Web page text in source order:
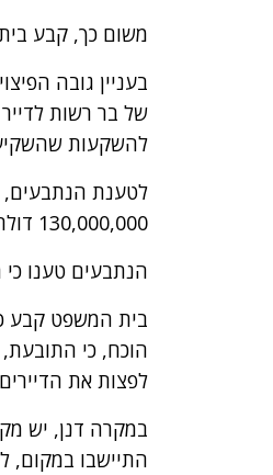
משום כך, קבע בית
בעניין גובה
של בר רשות
להשקעות
לטענת הנתבעים,
130,000,000 דולר.
הנתבעים טענו כי
בית המשפט קבע
הוכח, כי התובעת,
לפצות את
במקרה דנן, יש
התיישבו במקום,